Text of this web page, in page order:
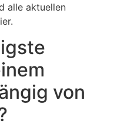
alle aktuellen
von